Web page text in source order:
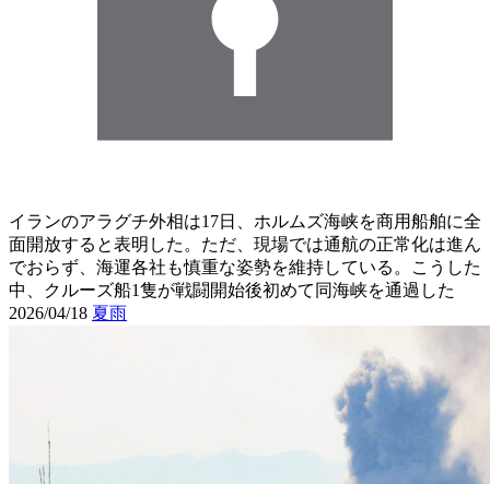
イランのアラグチ外相は17日、ホルムズ海峡を商用船舶に全
面開放すると表明した。ただ、現場では通航の正常化は進ん
でおらず、海運各社も慎重な姿勢を維持している。こうした
中、クルーズ船1隻が戦闘開始後初めて同海峡を通過した
2026/04/18 夏雨